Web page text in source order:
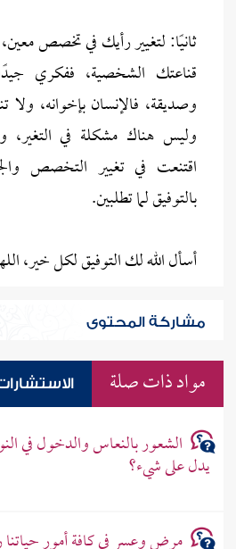
ثانيًا: لتغيير رأيك في تخصص معين،
قناعتك الشخصية، ففكري
وصديقة، فالإنسان بإخوانه، ولا
وليس هناك مشكلة في التغير،
اقتنعت في تغيير التخصص
بالتوفيق لما تطلبين.
أسأل الله لك التوفيق لكل خير،
مشاركة المحتوى
مواد ذات صلة
الشعور بالنعاس والدخول في
يدل على شيء؟